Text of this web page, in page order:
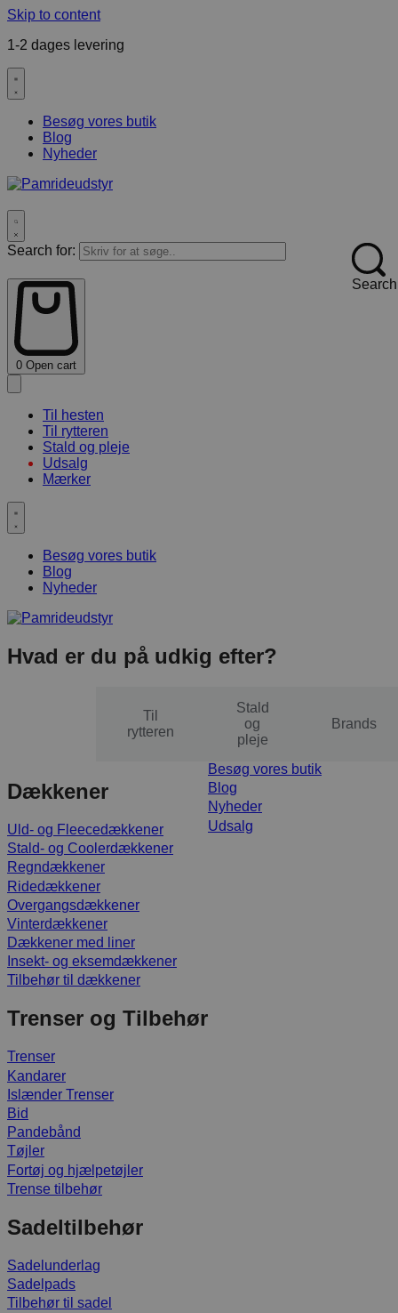
Skip to content
1-2 dages levering
Besøg vores butik
Blog
Nyheder
Search for:
Search
0 Open cart
Til hesten
Til rytteren
Stald og pleje
Udsalg
Mærker
Besøg vores butik
Blog
Nyheder
Hvad er du på udkig efter?
Til
rytteren
Stald
og
pleje
Brands
Dækkener
Uld- og Fleecedækkener
Stald- og Coolerdækkener
Regndækkener
Ridedækkener
Overgangsdækkener
Vinterdækkener
Dækkener med liner
Insekt- og eksemdækkener
Tilbehør til dækkener
Trenser og Tilbehør
Trenser
Kandarer
Islænder Trenser
Bid
Pandebånd
Tøjler
Fortøj og hjælpetøjler
Trense tilbehør
Sadeltilbehør
Sadelunderlag
Sadelpads
Tilbehør til sadel
Besøg vores butik
Blog
Nyheder
Udsalg